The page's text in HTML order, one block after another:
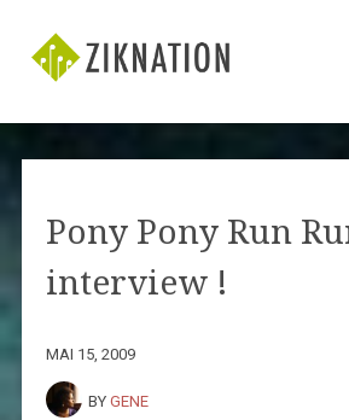
Pony Pony Run
interview !
MAI 15, 2009
BY GENE